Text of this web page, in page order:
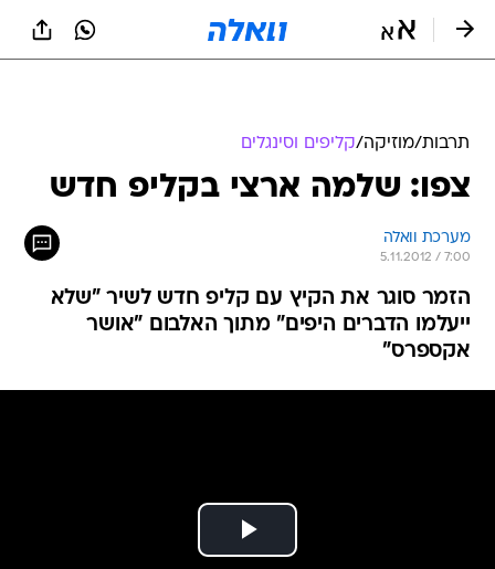
תרבות/מוזיקה/קליפים וסינגלים
צפו: שלמה ארצי בקליפ חדש
מערכת וואלה
5.11.2012 / 7:00
הזמר סוגר את הקיץ עם קליפ חדש לשיר "שלא
ייעלמו הדברים היפים" מתוך האלבום "אושר
אקספרס"